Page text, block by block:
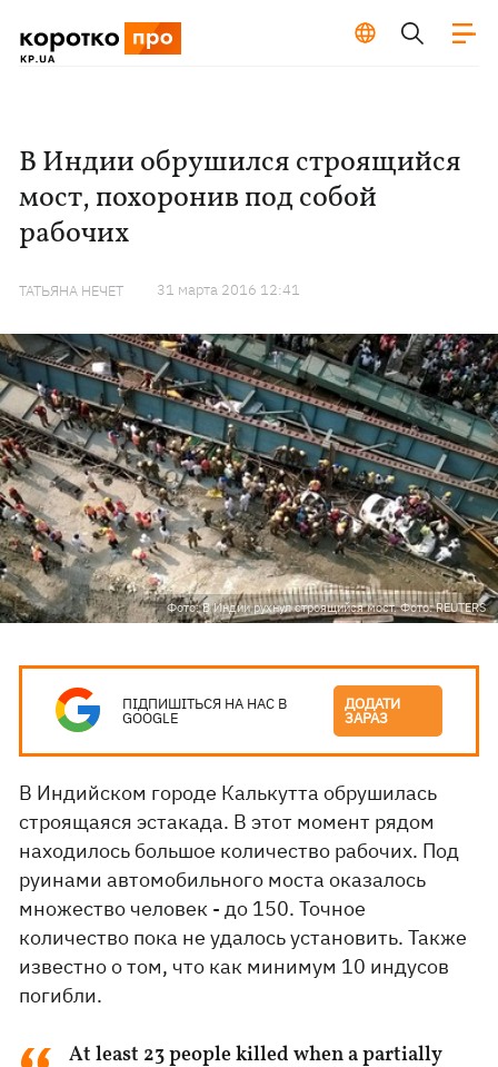
В Индии обрушился строящийся
мост, похоронив под собой
рабочих
ТАТЬЯНА НЕЧЕТ 31 марта 2016 12:41
Фото: В Индии рухнул строящийся мост. Фото: REUTERS
ПІДПИШІТЬСЯ НА НАС В
GOOGLE
ДОДАТИ
ЗАРАЗ
В Индийском городе Калькутта обрушилась
строящаяся эстакада. В этот момент рядом
находилось большое количество рабочих. Под
руинами автомобильного моста оказалось
множество человек - до 150. Точное
количество пока не удалось установить. Также
известно о том, что как минимум 10 индусов
погибли.
At least 23 people killed when a partially